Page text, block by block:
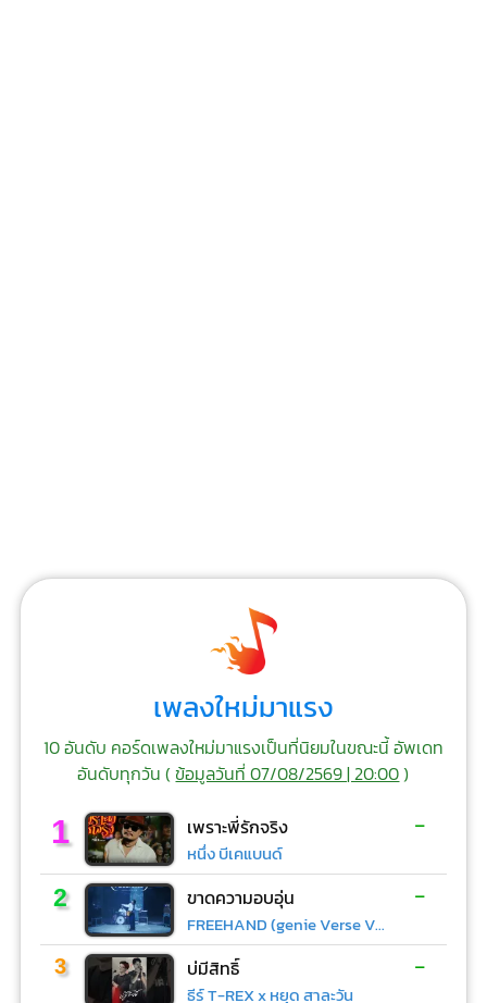
เพลงใหม่มาแรง
10 อันดับ คอร์ดเพลงใหม่มาแรงเป็นที่นิยมในขณะนี้ อัพเดท
อันดับทุกวัน (ข้อมูลวันที่ 07/08/2569 | 20:00)
1 เพราะพี่รักจริง
หนึ่ง บีเคแบนด์
-
2 ขาดความอบอุ่น
FREEHAND (genie Verse Vol.1)
-
3 บ่มีสิทธิ์
ธีร์ T-REX x หยุด สาละวัน
-